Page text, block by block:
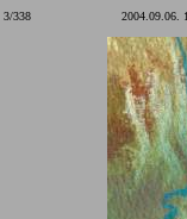
3/338 2004.09.06.